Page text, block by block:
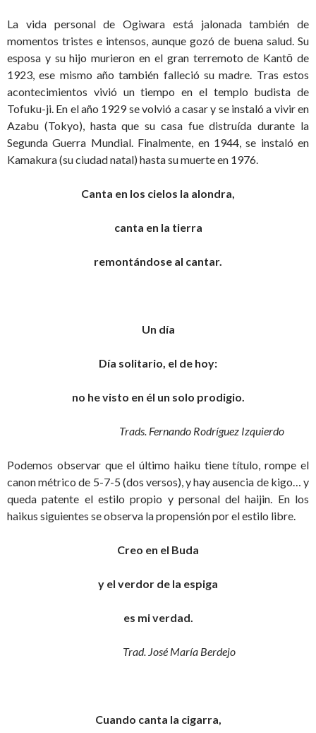
La vida personal de Ogiwara está jalonada también de
momentos tristes e intensos, aunque gozó de buena salud. Su
esposa y su hijo murieron en el gran terremoto de Kantō de
1923, ese mismo año también falleció su madre. Tras estos
acontecimientos vivió un tiempo en el templo budista de
Tofuku-ji. En el año 1929 se volvió a casar y se instaló a vivir en
Azabu (Tokyo), hasta que su casa fue distruída durante la
Segunda Guerra Mundial. Finalmente, en 1944, se instaló en
Kamakura (su ciudad natal) hasta su muerte en 1976.
Canta en los cielos la alondra,
canta en la tierra
remontándose al cantar.
Un día
Día solitario, el de hoy:
no he visto en él un solo prodigio.
Trads. Fernando Rodríguez Izquierdo
Podemos observar que el último haiku tiene título, rompe el
canon métrico de 5-7-5 (dos versos), y hay ausencia de kigo… y
queda patente el estilo propio y personal del haijin. En los
haikus siguientes se observa la propensión por el estilo libre.
Creo en el Buda
y el verdor de la espiga
es mi verdad.
Trad. José María Berdejo
Cuando canta la cigarra,